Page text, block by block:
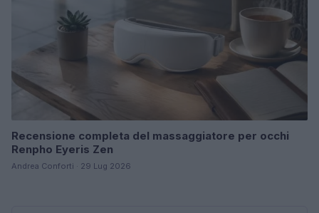
Recensione completa del massaggiatore per occhi
Renpho Eyeris Zen
Andrea Conforti · 29 Lug 2026